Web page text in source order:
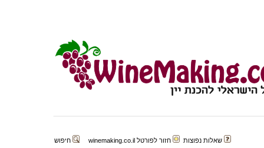
שאלות נפוצות חזור לפורטל winemaking.co.il חיפוש